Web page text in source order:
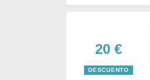
20 €
DESCUENTO